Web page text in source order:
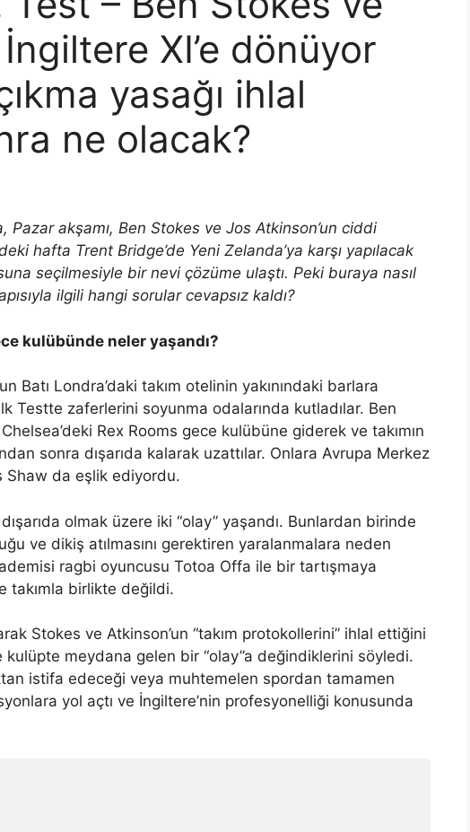
XI’e dönüyor
yasağı ihlal
ne olacak?
akşamı, Ben Stokes ve Jos Atkinson’un ciddi
hafta Trent Bridge’de Yeni Zelanda’ya karşı yapılacak
seçilmesiyle bir nevi çözüme ulaştı. Peki buraya nasıl
ilgili hangi sorular cevapsız kaldı?
kulübünde neler yaşandı?
Batı Londra’daki takım otelinin yakınındaki barlara
Testte zaferlerini soyunma odalarında kutladılar. Ben
Rex Rooms gece kulübüne giderek ve takımın
sonra dışarıda kalarak uzattılar. Onlara Avrupa Merkez
Shaw da eşlik ediyordu.
olmak üzere iki “olay” yaşandı. Bunlardan birinde
ve dikiş atılmasını gerektiren yaralanmalara neden
ragbi oyuncusu Totoa Offa ile bir tartışmaya
takımla birlikte değildi.
Stokes ve Atkinson’un “takım protokollerini” ihlal ettiğini
kulüpte meydana gelen bir “olay”a değindiklerini söyledi.
istifa edeceği veya muhtemelen spordan tamamen
yol açtı ve İngiltere’nin profesyonelliği konusunda